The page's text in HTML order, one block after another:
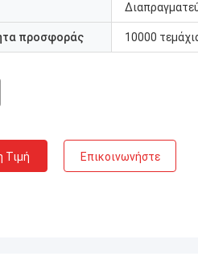
προσφοράς 10000
Τιμή Επικοινωνήστε